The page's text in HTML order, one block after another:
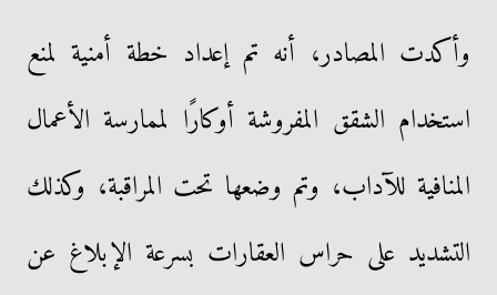
وأكدت المصادر، أنه تم إعداد خطة أمنية لمنع
استخدام الشقق المفروشة أوكارًا لممارسة الأعمال
المنافية للآداب، وتم وضعها تحت المراقبة، وكذلك
التشديد على حراس العقارات بسرعة الإبلاغ عن